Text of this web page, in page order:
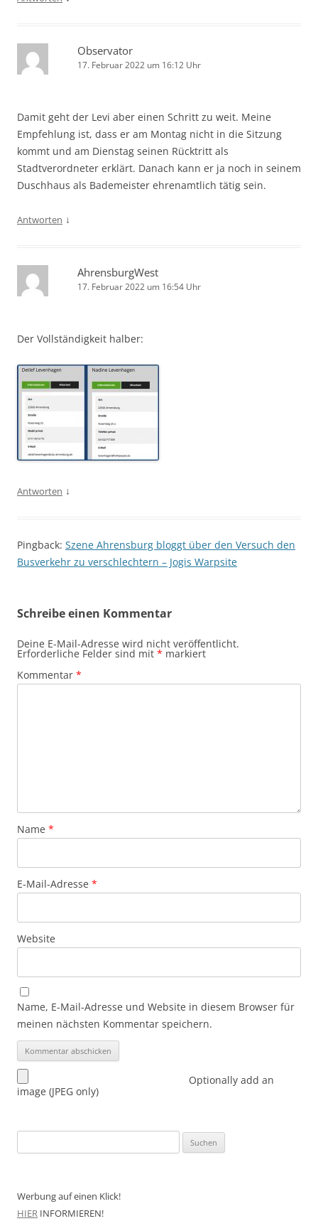
Observator
17. Februar 2022 um 16:12 Uhr
Damit geht der Levi aber einen Schritt zu weit. Meine
Empfehlung ist, dass er am Montag nicht in die Sitzung
kommt und am Dienstag seinen Rücktritt als
Stadtverordneter erklärt. Danach kann er ja noch in seinem
Duschhaus als Bademeister ehrenamtlich tätig sein.
Antworten ↓
AhrensburgWest
17. Februar 2022 um 16:54 Uhr
Der Vollständigkeit halber:
Antworten ↓
Pingback: Szene Ahrensburg bloggt über den Versuch den
Busverkehr zu verschlechtern – Jogis Warpsite
Schreibe einen Kommentar
Deine E-Mail-Adresse wird nicht veröffentlicht.
Erforderliche Felder sind mit * markiert
Kommentar *
Name *
E-Mail-Adresse *
Website
Name, E-Mail-Adresse und Website in diesem Browser für
meinen nächsten Kommentar speichern.
Optionally add an
image (JPEG only)
nach:
Werbung auf einen Klick!
HIER INFORMIEREN!